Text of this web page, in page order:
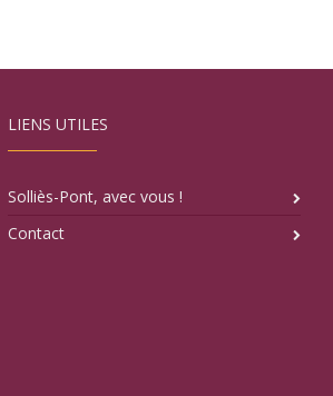
LIENS UTILES
Solliès-Pont, avec vous !
Contact